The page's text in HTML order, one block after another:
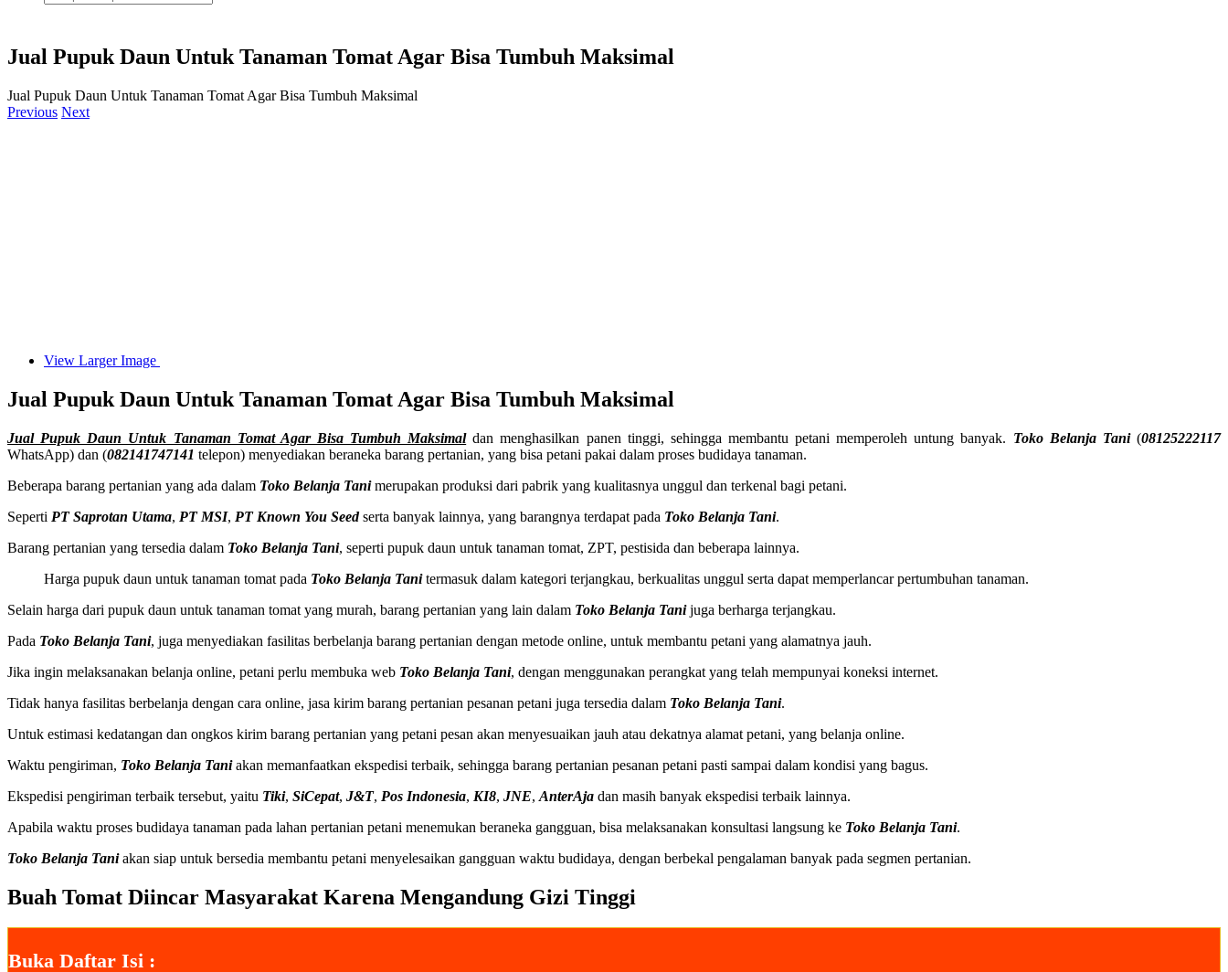
Jual Pupuk Daun Untuk Tanaman Tomat Agar Bisa Tumbuh Maksimal
Jual Pupuk Daun Untuk Tanaman Tomat Agar Bisa Tumbuh Maksimal
Previous Next
View Larger Image
Jual Pupuk Daun Untuk Tanaman Tomat Agar Bisa Tumbuh Maksimal
Jual Pupuk Daun Untuk Tanaman Tomat Agar Bisa Tumbuh Maksimaldan menghasilkan panen tinggi, sehingga membantu petani memperoleh untung banyak. Toko Belanja Tani(08125222117
WhatsApp) dan (082141747141 telepon) menyediakan beraneka barang pertanian, yang bisa petani pakai dalam proses budidaya tanaman.
Beberapa barang pertanian yang ada dalam Toko Belanja Tanimerupakan produksi dari pabrik yang kualitasnya unggul dan terkenal bagi petani.
Seperti PT Saprotan Utama, PT MSI, PT Known You Seedserta banyak lainnya, yang barangnya terdapat pada Toko Belanja Tani.
Barang pertanian yang tersedia dalam Toko Belanja Tani, seperti pupuk daun untuk tanaman tomat, ZPT, pestisida dan beberapa lainnya.
Harga pupuk daun untuk tanaman tomat pada Toko Belanja Tanitermasuk dalam kategori terjangkau, berkualitas unggul serta dapat memperlancar pertumbuhan tanaman.
Selain harga dari pupuk daun untuk tanaman tomat yang murah, barang pertanian yang lain dalam Toko Belanja Tanijuga berharga terjangkau.
Pada Toko Belanja Tani, juga menyediakan fasilitas berbelanja barang pertanian dengan metode online, untuk membantu petani yang alamatnya jauh.
Jika ingin melaksanakan belanja online, petani perlu membuka web Toko Belanja Tani, dengan menggunakan perangkat yang telah mempunyai koneksi internet.
Tidak hanya fasilitas berbelanja dengan cara online, jasa kirim barang pertanian pesanan petani juga tersedia dalam Toko Belanja Tani.
Untuk estimasi kedatangan dan ongkos kirim barang pertanian yang petani pesan akan menyesuaikan jauh atau dekatnya alamat petani, yang belanja online.
Waktu pengiriman, Toko Belanja Taniakan memanfaatkan ekspedisi terbaik, sehingga barang pertanian pesanan petani pasti sampai dalam kondisi yang bagus.
Ekspedisi pengiriman terbaik tersebut, yaitu Tiki, SiCepat, J&T, Pos Indonesia, KI8, JNE, AnterAja dan masih banyak ekspedisi terbaik lainnya.
Apabila waktu proses budidaya tanaman pada lahan pertanian petani menemukan beraneka gangguan, bisa melaksanakan konsultasi langsung ke Toko Belanja Tani.
Toko Belanja Taniakan siap untuk bersedia membantu petani menyelesaikan gangguan waktu budidaya, dengan berbekal pengalaman banyak pada segmen pertanian.
Buah Tomat Diincar Masyarakat Karena Mengandung Gizi Tinggi
Buka Daftar Isi :